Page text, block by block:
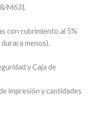
M631
con cubrimiento al 5%
menos).
y Caja de
impresión y cantidades